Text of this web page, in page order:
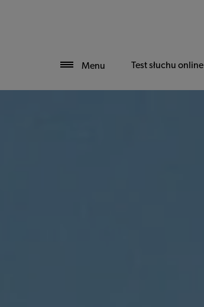
Menu Test słuchu online